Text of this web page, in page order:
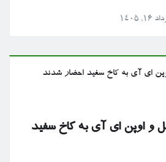
۱۴۰۵
و اوپن ای آی به کاخ سفید